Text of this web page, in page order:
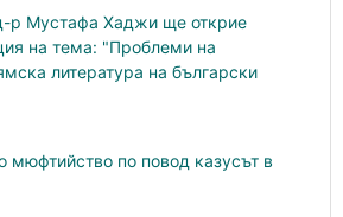
р Мустафа Хаджи ще открие
на тема: "Проблеми на
литература на български
мюфтийство по повод казусът в